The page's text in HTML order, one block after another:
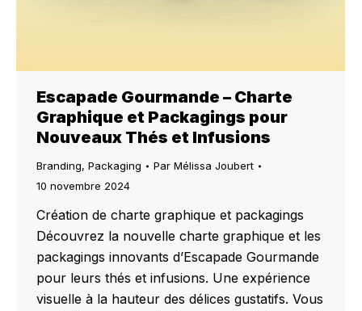
Escapade Gourmande – Charte
Graphique et Packagings pour
Nouveaux Thés et Infusions
Branding, Packaging Par Mélissa Joubert
10 novembre 2024
Création de charte graphique et packagings
Découvrez la nouvelle charte graphique et les
packagings innovants d’Escapade Gourmande
pour leurs thés et infusions. Une expérience
visuelle à la hauteur des délices gustatifs. Vous